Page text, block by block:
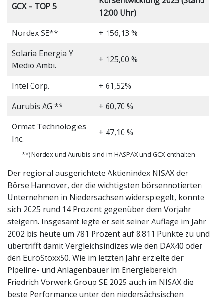
GCX – TOP 5
12:00 Uhr)
Nordex SE**
+ 156,13 %
Solaria Energia Y
Medio Ambi.
+ 125,00 %
Intel Corp.
+ 61,52%
Aurubis AG **
+ 60,70 %
Ormat Technologies
Inc.
+ 47,10 %
**) Nordex und Aurubis sind im HASPAX und GCX enthalten
Der regional ausgerichtete Aktienindex NISAX der
Börse Hannover, der die wichtigsten börsennotierten
Unternehmen in Niedersachsen widerspiegelt, konnte
sich 2025 rund 14 Prozent gegenüber dem Vorjahr
steigern. Insgesamt legte er seit seiner Auflage im Jahr
2002 bis heute um 781 Prozent auf 8.811 Punkte zu und
übertrifft damit Vergleichsindizes wie den DAX40 oder
den EuroStoxx50. Wie im letzten Jahr erzielte der
Pipeline- und Anlagenbauer im Energiebereich
Friedrich Vorwerk Group SE 2025 auch im NISAX die
beste Performance unter den niedersächsischen